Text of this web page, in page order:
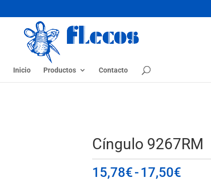
Inicio Productos Contacto
Cíngulo 9267RM
15,78€- 17,50€Rango